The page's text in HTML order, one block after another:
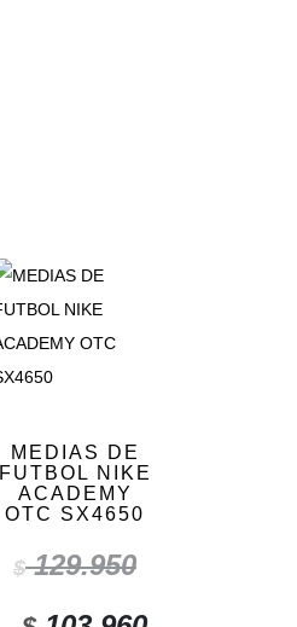
MEDIAS DE
FUTBOL NIKE
ACADEMY
OTC SX4650
$129.950